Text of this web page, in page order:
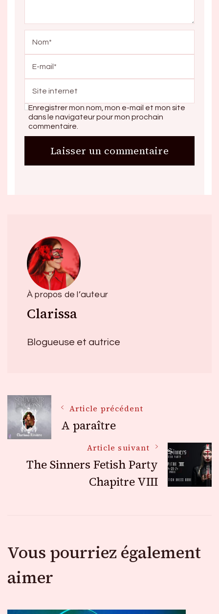
Enregistrer mon nom, mon e-mail et mon site
dans le navigateur pour mon prochain
commentaire.
À propos de l’auteur
Clarissa
Blogueuse et autrice
Navigation
des
articles
Article précédent
A paraître
Article suivant
The Sinners Fetish Party
Chapitre VIII
Vous pourriez également
aimer